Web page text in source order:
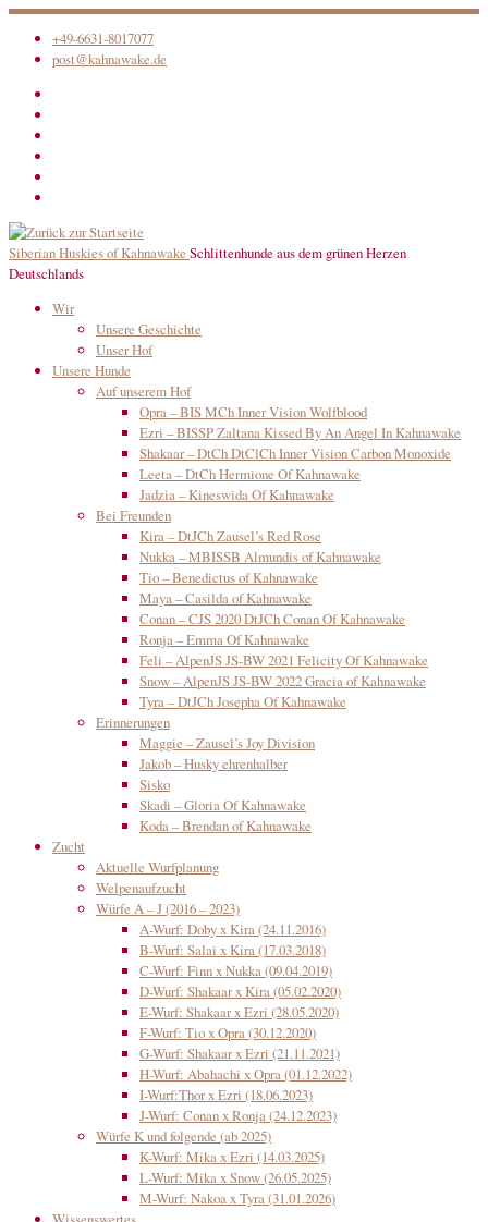
Zum
Inhalt
springen
+49-6631-8017077
post@kahnawake.de
Siberian Huskies of Kahnawake Schlittenhunde aus dem grünen Herzen
Deutschlands
Wir
Unsere Geschichte
Unser Hof
Unsere Hunde
Auf unserem Hof
Opra – BIS MCh Inner Vision Wolfblood
Ezri – BISSP Zaltana Kissed By An Angel In Kahnawake
Shakaar – DtCh DtClCh Inner Vision Carbon Monoxide
Leeta – DtCh Hermione Of Kahnawake
Jadzia – Kineswida Of Kahnawake
Bei Freunden
Kira – DtJCh Zausel’s Red Rose
Nukka – MBISSB Almundis of Kahnawake
Tio – Benedictus of Kahnawake
Maya – Casilda of Kahnawake
Conan – CJS 2020 DtJCh Conan Of Kahnawake
Ronja – Emma Of Kahnawake
Feli – AlpenJS JS-BW 2021 Felicity Of Kahnawake
Snow – AlpenJS JS-BW 2022 Gracia of Kahnawake
Tyra – DtJCh Josepha Of Kahnawake
Erinnerungen
Maggie – Zausel’s Joy Division
Jakob – Husky ehrenhalber
Sisko
Skadi – Gloria Of Kahnawake
Koda – Brendan of Kahnawake
Zucht
Aktuelle Wurfplanung
Welpenaufzucht
Würfe A – J (2016 – 2023)
A-Wurf: Doby x Kira (24.11.2016)
B-Wurf: Salai x Kira (17.03.2018)
C-Wurf: Finn x Nukka (09.04.2019)
D-Wurf: Shakaar x Kira (05.02.2020)
E-Wurf: Shakaar x Ezri (28.05.2020)
F-Wurf: Tio x Opra (30.12.2020)
G-Wurf: Shakaar x Ezri (21.11.2021)
H-Wurf: Abahachi x Opra (01.12.2022)
I-Wurf:Thor x Ezri (18.06.2023)
J-Wurf: Conan x Ronja (24.12.2023)
Würfe K und folgende (ab 2025)
K-Wurf: Mika x Ezri (14.03.2025)
L-Wurf: Mika x Snow (26.05.2025)
M-Wurf: Nakoa x Tyra (31.01.2026)